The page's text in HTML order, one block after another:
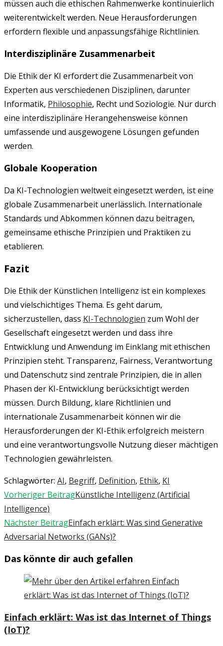
müssen auch die ethischen Rahmenwerke kontinuierlich
weiterentwickelt werden. Neue Herausforderungen
erfordern flexible und anpassungsfähige Richtlinien.
Interdisziplinäre Zusammenarbeit
Die Ethik der KI erfordert die Zusammenarbeit von
Experten aus verschiedenen Disziplinen, darunter
Informatik, Philosophie, Recht und Soziologie. Nur durch
eine interdisziplinäre Herangehensweise können
umfassende und ausgewogene Lösungen gefunden
werden.
Globale Kooperation
Da KI-Technologien weltweit eingesetzt werden, ist eine
globale Zusammenarbeit unerlässlich. Internationale
Standards und Abkommen können dazu beitragen,
gemeinsame ethische Prinzipien und Praktiken zu
etablieren.
Fazit
Die Ethik der Künstlichen Intelligenz ist ein komplexes
und vielschichtiges Thema. Es geht darum,
sicherzustellen, dass KI-Technologien zum Wohl der
Gesellschaft eingesetzt werden und dass ihre
Entwicklung und Anwendung im Einklang mit ethischen
Prinzipien steht. Transparenz, Fairness, Verantwortung
und Datenschutz sind zentrale Prinzipien, die in allen
Phasen der KI-Entwicklung berücksichtigt werden
müssen. Durch Bildung, klare Richtlinien und
internationale Zusammenarbeit können wir die
Herausforderungen der KI-Ethik erfolgreich meistern
und eine verantwortungsvolle Nutzung dieser mächtigen
Technologien gewährleisten.
Schlagwörter: AI, Begriff, Definition, Ethik, KI
Weitere
Artikel
ansehen
Vorheriger BeitragKünstliche Intelligenz (Artificial
Intelligence)
Nächster BeitragEinfach erklärt: Was sind Generative
Adversarial Networks (GANs)?
Das könnte dir auch gefallen
Einfach erklärt: Was ist das Internet of Things
(IoT)?